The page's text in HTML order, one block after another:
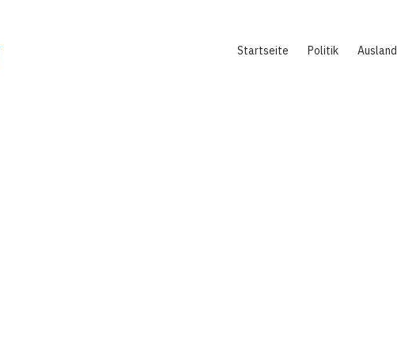
Startseite Politik Ausland